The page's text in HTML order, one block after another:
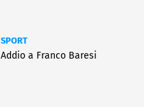
SPORT
Addio a Franco Baresi